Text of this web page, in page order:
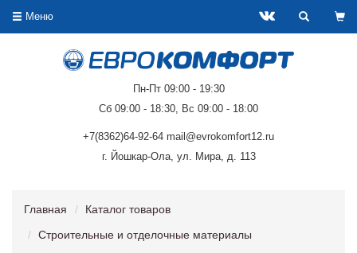
Меню
Пн-Пт 09:00 - 19:30
Сб 09:00 - 18:30, Вс 09:00 - 18:00
+7(8362)64-92-64 mail@evrokomfort12.ru
г. Йошкар-Ола, ул. Мира, д. 113
Главная
Каталог товаров
Строительные и отделочные материалы